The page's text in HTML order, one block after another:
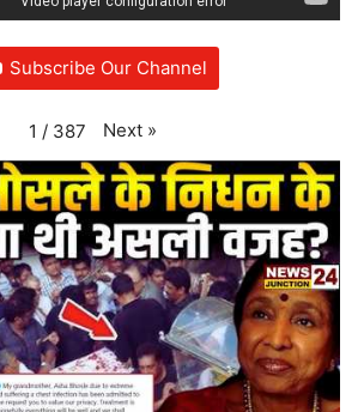
Subscribe Our Channel
1 / 387 Next »